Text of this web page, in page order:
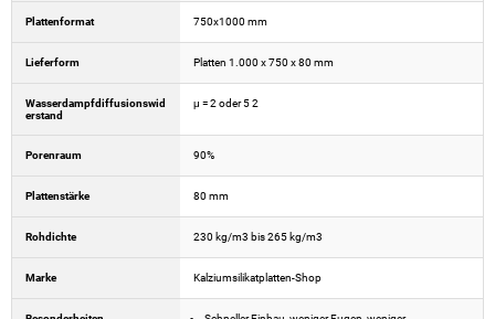
Plattenformat 750x1000 mm
Lieferform Platten 1.000 x 750 x 80 mm
Wasserdampfdiffusionswid
erstand
μ = 2 oder 5 2
Porenraum 90%
Plattenstärke 80 mm
Rohdichte 230 kg/m3 bis 265 kg/m3
Marke Kalziumsilikatplatten-Shop